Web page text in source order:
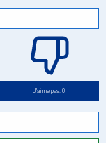
J’aime pas: 0